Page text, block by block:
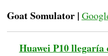
Goat Somulator |
Huawei P10